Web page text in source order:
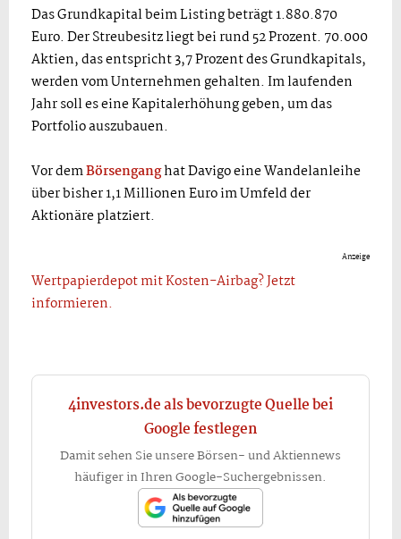
Das Grundkapital beim Listing beträgt 1.880.870
Euro. Der Streubesitz liegt bei rund 52 Prozent. 70.000
Aktien, das entspricht 3,7 Prozent des Grundkapitals,
werden vom Unternehmen gehalten. Im laufenden
Jahr soll es eine Kapitalerhöhung geben, um das
Portfolio auszubauen.
Vor demBörsenganghat Davigo eine Wandelanleihe
über bisher 1,1 Millionen Euro im Umfeld der
Aktionäre platziert.
Anzeige
Wertpapierdepot mit Kosten-Airbag? Jetzt
informieren.
4investors.de als bevorzugte Quelle bei
Google festlegen
Damit sehen Sie unsere Börsen- und Aktiennews
häufiger in Ihren Google-Suchergebnissen.